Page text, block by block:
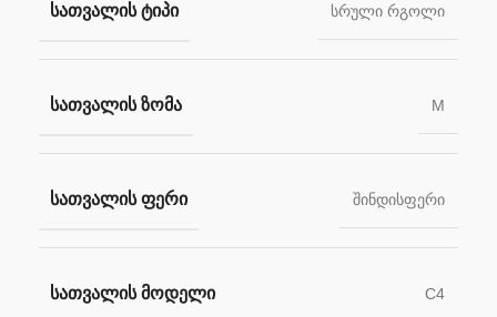
ᲡᲐᲗᲕᲐᲚᲘᲡ ᲢᲘᲞᲘ სრული რგოლი
ᲡᲐᲗᲕᲐᲚᲘᲡ ᲖᲝᲛᲐ M
ᲡᲐᲗᲕᲐᲚᲘᲡ ᲤᲔᲠᲘ შინდისფერი
ᲡᲐᲗᲕᲐᲚᲘᲡ ᲛᲝᲓᲔᲚᲘ C4